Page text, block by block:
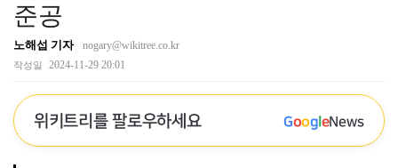
준공
노해섭 기자 nogary@wikitree.co.kr
작성일 2024-11-29 20:01
위키트리를 팔로우하세요 GoogleNews